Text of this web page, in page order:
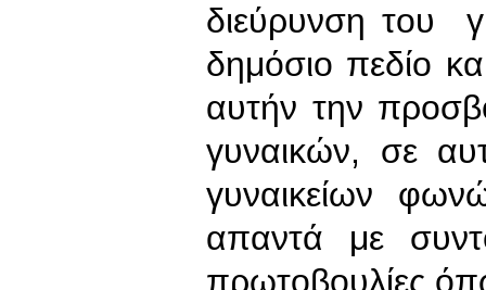
διεύρυνση του
δημόσιο πεδίο
αυτήν την
γυναικών, σε
γυναικείων
απαντά με
πρωτοβουλίες